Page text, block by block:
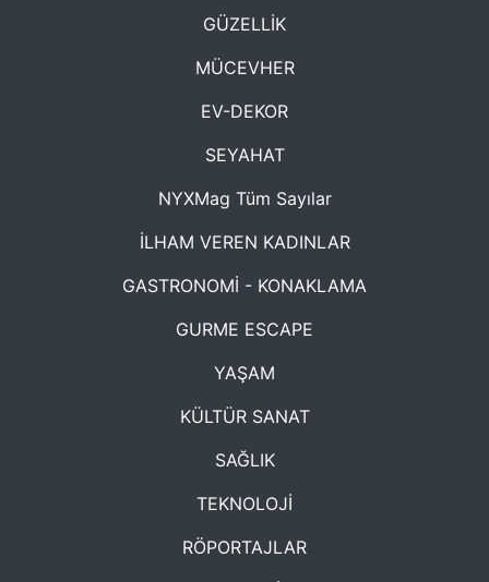
GÜZELLİK
MÜCEVHER
EV-DEKOR
SEYAHAT
NYXMag Tüm Sayılar
İLHAM VEREN KADINLAR
GASTRONOMİ - KONAKLAMA
GURME ESCAPE
YAŞAM
KÜLTÜR SANAT
SAĞLIK
TEKNOLOJİ
RÖPORTAJLAR